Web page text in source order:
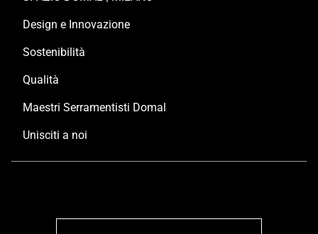
Design e Innovazione
Sostenibilità
Qualità
Maestri Serramentisti Domal
Unisciti a noi